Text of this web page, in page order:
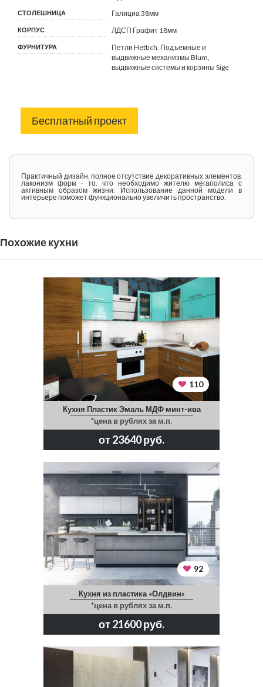
СТОЛЕШНИЦА Галициа 38мм
КОРПУС ЛДСП Графит 18мм
ФУРНИТУРА
Петли Hettich, Подъемные и
выдвижные механизмы Blum,
выдвижные системы и корзины Sige
Бесплатный проект
Практичный дизайн, полное отсутствие декоративных элементов,
лаконизм форм - то, что необходимо жителю мегаполиса с
активным образом жизни. Использование данной модели в
интерьере поможет функционально увеличить пространство.
Похожие кухни
110
Кухня Пластик Эмаль МДФ минт-ива
*цена в рублях за м.п.
от 23640 руб.
92
Кухня из пластика «Олдвин»
*цена в рублях за м.п.
от 21600 руб.